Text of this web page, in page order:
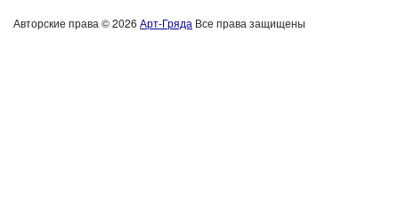
Авторские права © 2026 Арт-Гряда Все права защищены